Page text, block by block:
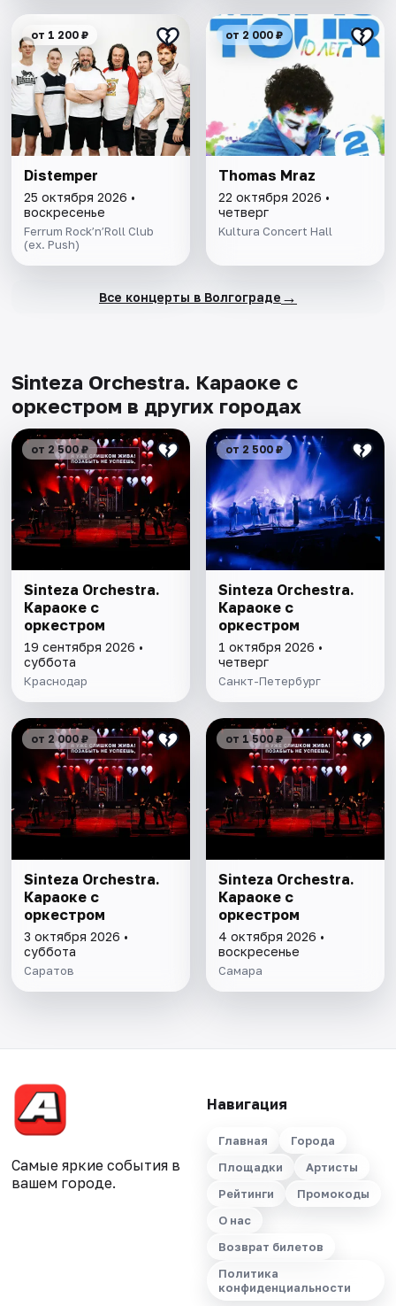
от 1 200 ₽
Distemper
25 октября 2026 •
воскресенье
Ferrum Rock’n’Roll Club
(ex. Push)
от 2 000 ₽
Thomas Mraz
22 октября 2026 •
четверг
Kultura Concert Hall
Все концерты в Волгограде →
Sinteza Orchestra. Караоке с
оркестром в других городах
от 2 500 ₽
Sinteza Orchestra.
Караоке с
оркестром
19 сентября 2026 •
суббота
Краснодар
от 2 500 ₽
Sinteza Orchestra.
Караоке с
оркестром
1 октября 2026 •
четверг
Санкт-Петербург
от 2 000 ₽
Sinteza Orchestra.
Караоке с
оркестром
3 октября 2026 •
суббота
Саратов
от 1 500 ₽
Sinteza Orchestra.
Караоке с
оркестром
4 октября 2026 •
воскресенье
Самара
Самые яркие события в
вашем городе.
Навигация
Главная
Города
Площадки
Артисты
Рейтинги
Промокоды
О нас
Возврат билетов
Политика
конфиденциальности